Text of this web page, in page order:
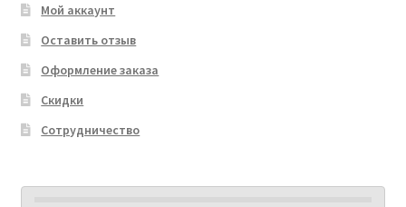
Мой аккаунт
Оставить отзыв
Оформление заказа
Скидки
Сотрудничество